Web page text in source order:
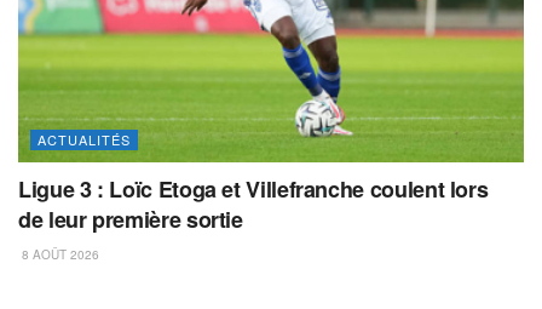
ACTUALITÉS
Ligue 3 : Loïc Etoga et Villefranche coulent lors
de leur première sortie
8 AOÛT 2026